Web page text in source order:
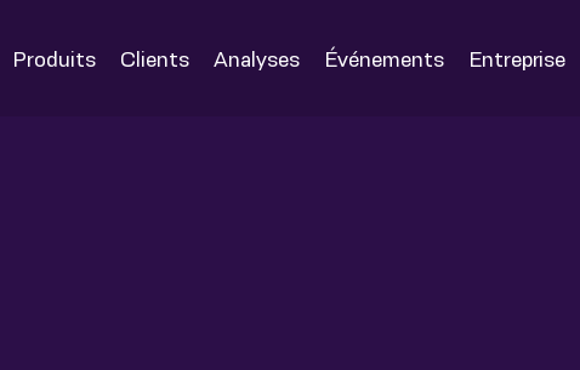
Produits Clients Analyses Événements Entreprise